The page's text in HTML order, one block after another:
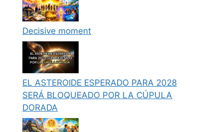
Decisive moment
EL ASTEROIDE ESPERADO PARA 2028
SERÁ BLOQUEADO POR LA CÚPULA
DORADA